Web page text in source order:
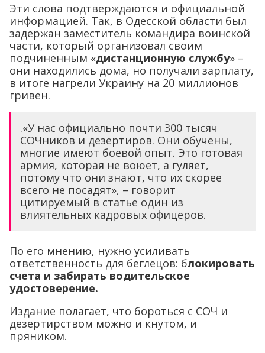
Эти слова подтверждаются и официальной
информацией. Так, в Одесской области был
задержан заместитель командира воинской
части, который организовал своим
подчиненным «дистанционную службу» –
они находились дома, но получали зарплату,
в итоге нагрели Украину на 20 миллионов
гривен.
.«У нас официально почти 300 тысяч
СОЧников и дезертиров. Они обучены,
многие имеют боевой опыт. Это готовая
армия, которая не воюет, а гуляет,
потому что они знают, что их скорее
всего не посадят», – говорит
цитируемый в статье один из
влиятельных кадровых офицеров.
По его мнению, нужно усиливать
ответственность для беглецов: блокировать
счета и забирать водительское
удостоверение.
Издание полагает, что бороться с СОЧ и
дезертирством можно и кнутом, и
пряником.